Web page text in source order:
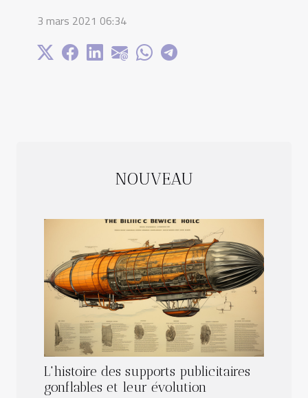
3 mars 2021 06:34
NOUVEAU
L'histoire des supports publicitaires
gonflables et leur évolution